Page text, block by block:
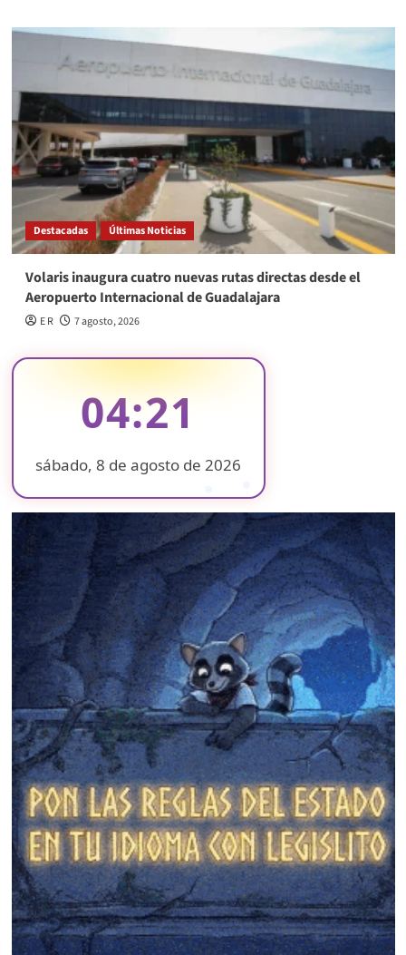
Destacadas Últimas Noticias
Volaris inaugura cuatro nuevas rutas directas desde el
Aeropuerto Internacional de Guadalajara
E R 7 agosto, 2026
04:21
sábado, 8 de agosto de 2026
❄
❄
❄
❄
❄
❄
❄
❄